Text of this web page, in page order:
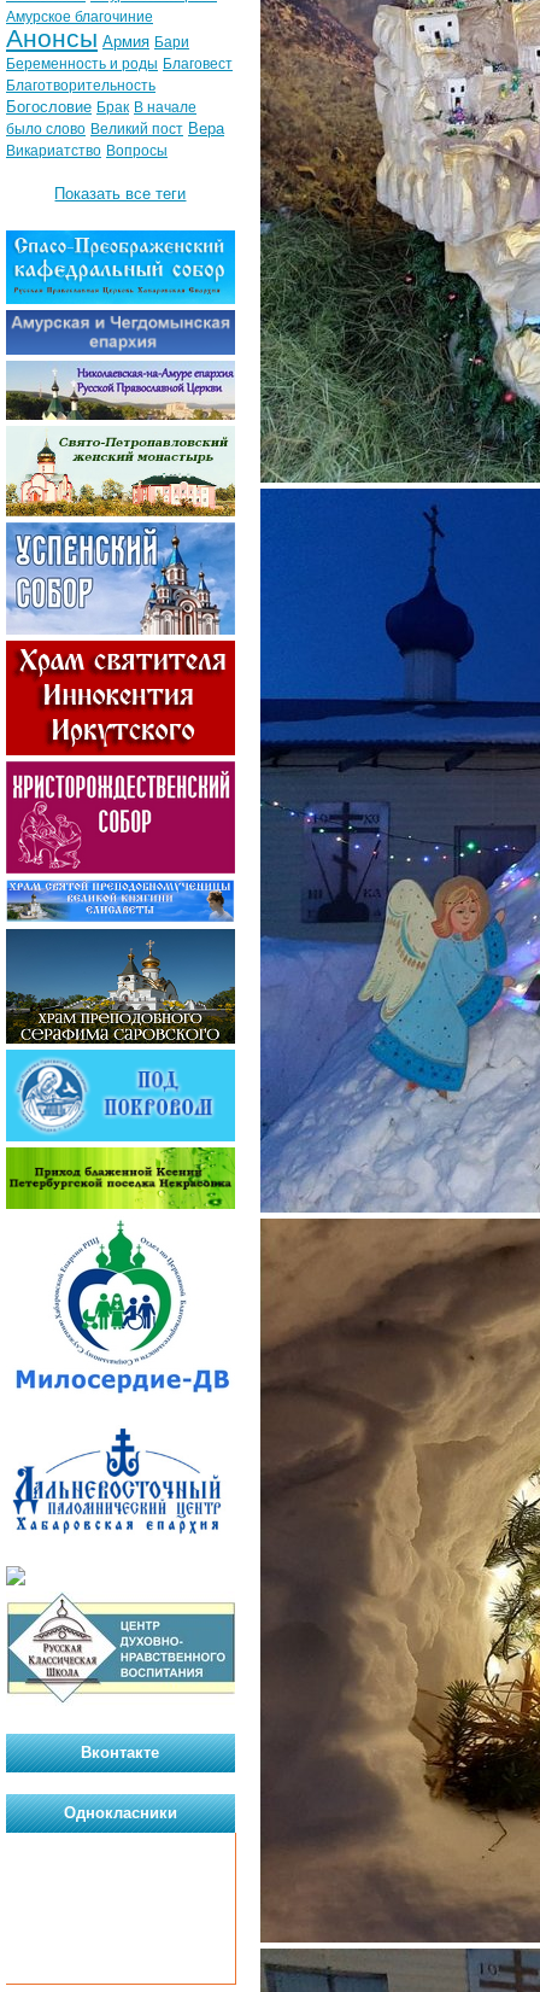
Амурское благочиние
Анонсы Армия Бари
Беременность и роды Благовест
Благотворительность
Богословие Брак В начале
было слово Великий пост Вера
Викариатство Вопросы
Показать все теги
Вконтакте
Однокласники